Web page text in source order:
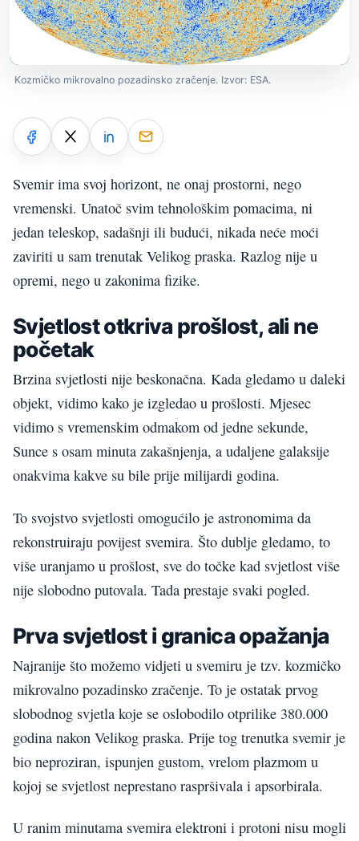
Kozmičko mikrovalno pozadinsko zračenje. Izvor: ESA.
Svemir ima svoj horizont, ne onaj prostorni, nego
vremenski. Unatoč svim tehnološkim pomacima, ni
jedan teleskop, sadašnji ili budući, nikada neće moći
zaviriti u sam trenutak Velikog praska. Razlog nije u
opremi, nego u zakonima fizike.
Svjetlost otkriva prošlost, ali ne
početak
Brzina svjetlosti nije beskonačna. Kada gledamo u daleki
objekt, vidimo kako je izgledao u prošlosti. Mjesec
vidimo s vremenskim odmakom od jedne sekunde,
Sunce s osam minuta zakašnjenja, a udaljene galaksije
onakvima kakve su bile prije milijardi godina.
To svojstvo svjetlosti omogućilo je astronomima da
rekonstruiraju povijest svemira. Što dublje gledamo, to
više uranjamo u prošlost, sve do točke kad svjetlost više
nije slobodno putovala. Tada prestaje svaki pogled.
Prva svjetlost i granica opažanja
Najranije što možemo vidjeti u svemiru je tzv. kozmičko
mikrovalno pozadinsko zračenje. To je ostatak prvog
slobodnog svjetla koje se oslobodilo otprilike 380.000
godina nakon Velikog praska. Prije tog trenutka svemir je
bio neproziran, ispunjen gustom, vrelom plazmom u
kojoj se svjetlost neprestano raspršivala i apsorbirala.
U ranim minutama svemira elektroni i protoni nisu mogli